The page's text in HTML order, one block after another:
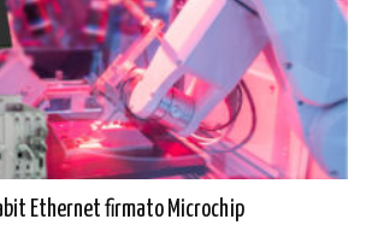
Ethernet firmato Microchip